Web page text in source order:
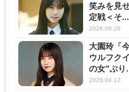
笑みを見
定戦＜そ...
2026.06.28
大園玲「
ウルフク
の女”ぶり
2026.04.12